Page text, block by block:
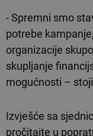
- Spremni smo
potrebe
organizacije
skupljanje
mogućnosti –
Izvješće sa
pročitajte u